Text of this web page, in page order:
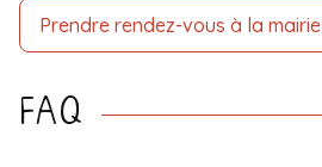
Prendre rendez-vous à la mairie
FAQ